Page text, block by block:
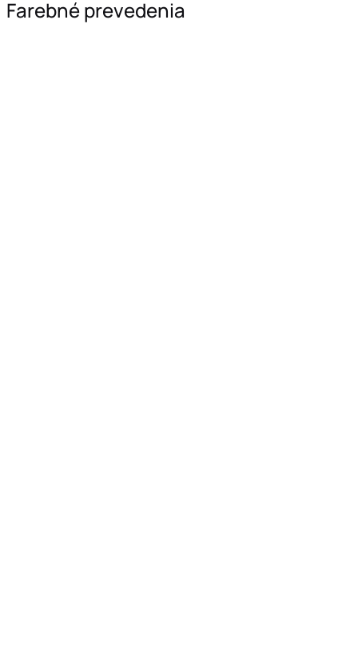
Farebné prevedenia